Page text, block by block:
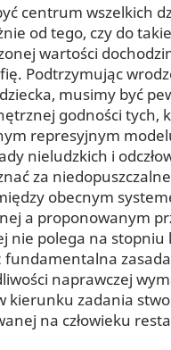
centrum wszelkich
od tego, czy do
wartości
Podtrzymując
musimy być
godności tych,
represyjnym
nieludzkich i
za
obecnym
a proponowanym
nie polega na stopniu
naprawczej
kierunku zadania
na człowieku